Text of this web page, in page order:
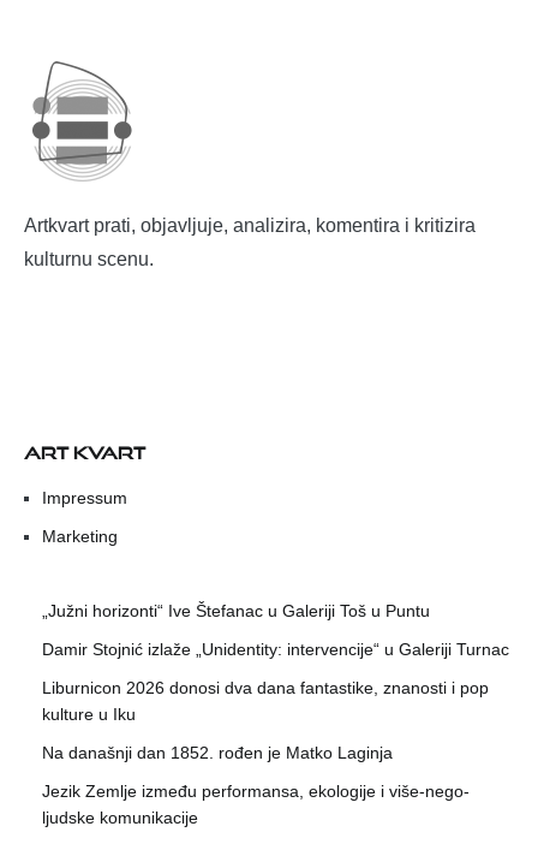
Artkvart prati, objavljuje, analizira, komentira i kritizira
kulturnu scenu.
ART KVART
Impressum
Marketing
„Južni horizonti“ Ive Štefanac u Galeriji Toš u Puntu
Damir Stojnić izlaže „Unidentity: intervencije“ u Galeriji Turnac
Liburnicon 2026 donosi dva dana fantastike, znanosti i pop
kulture u Iku
Na današnji dan 1852. rođen je Matko Laginja
Jezik Zemlje između performansa, ekologije i više-nego-
ljudske komunikacije